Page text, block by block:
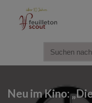
Zum
Neu im Kino: